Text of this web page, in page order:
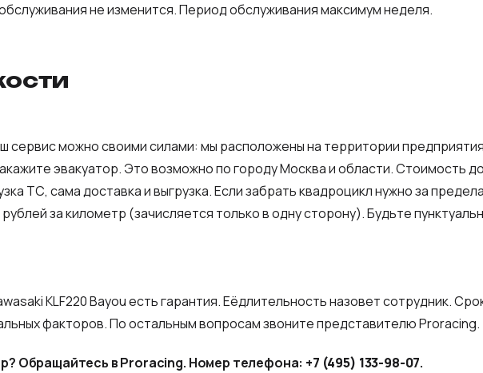
не изменится. Период обслуживания максимум неделя.
сервис можно своими силами: мы расположены на территории предприятия
эвакуатор. Это возможно по городу Москва и области. Стоимость
ТС, сама доставка и выгрузка. Если забрать квадроцикл нужно за
за километр (зачисляется только в одну сторону). Будьте
KLF220 Bayou есть гарантия. Еёдлительность назовет сотрудник.
факторов. По остальным вопросам звоните представителю Proracing.
Обращайтесь в Proracing. Номер телефона: +7 (495) 133-98-07.